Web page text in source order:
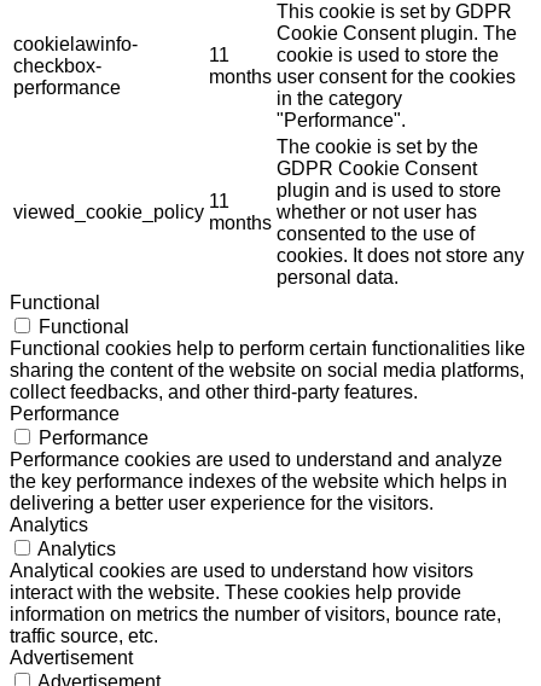
cookielawinfo-
checkbox-
performance
11
months
This cookie is set by GDPR
Cookie Consent plugin. The
cookie is used to store the
user consent for the cookies
in the category
"Performance".
viewed_cookie_policy
11
months
The cookie is set by the
GDPR Cookie Consent
plugin and is used to store
whether or not user has
consented to the use of
cookies. It does not store any
personal data.
Functional
Functional
Functional cookies help to perform certain functionalities like
sharing the content of the website on social media platforms,
collect feedbacks, and other third-party features.
Performance
Performance
Performance cookies are used to understand and analyze
the key performance indexes of the website which helps in
delivering a better user experience for the visitors.
Analytics
Analytics
Analytical cookies are used to understand how visitors
interact with the website. These cookies help provide
information on metrics the number of visitors, bounce rate,
traffic source, etc.
Advertisement
Advertisement